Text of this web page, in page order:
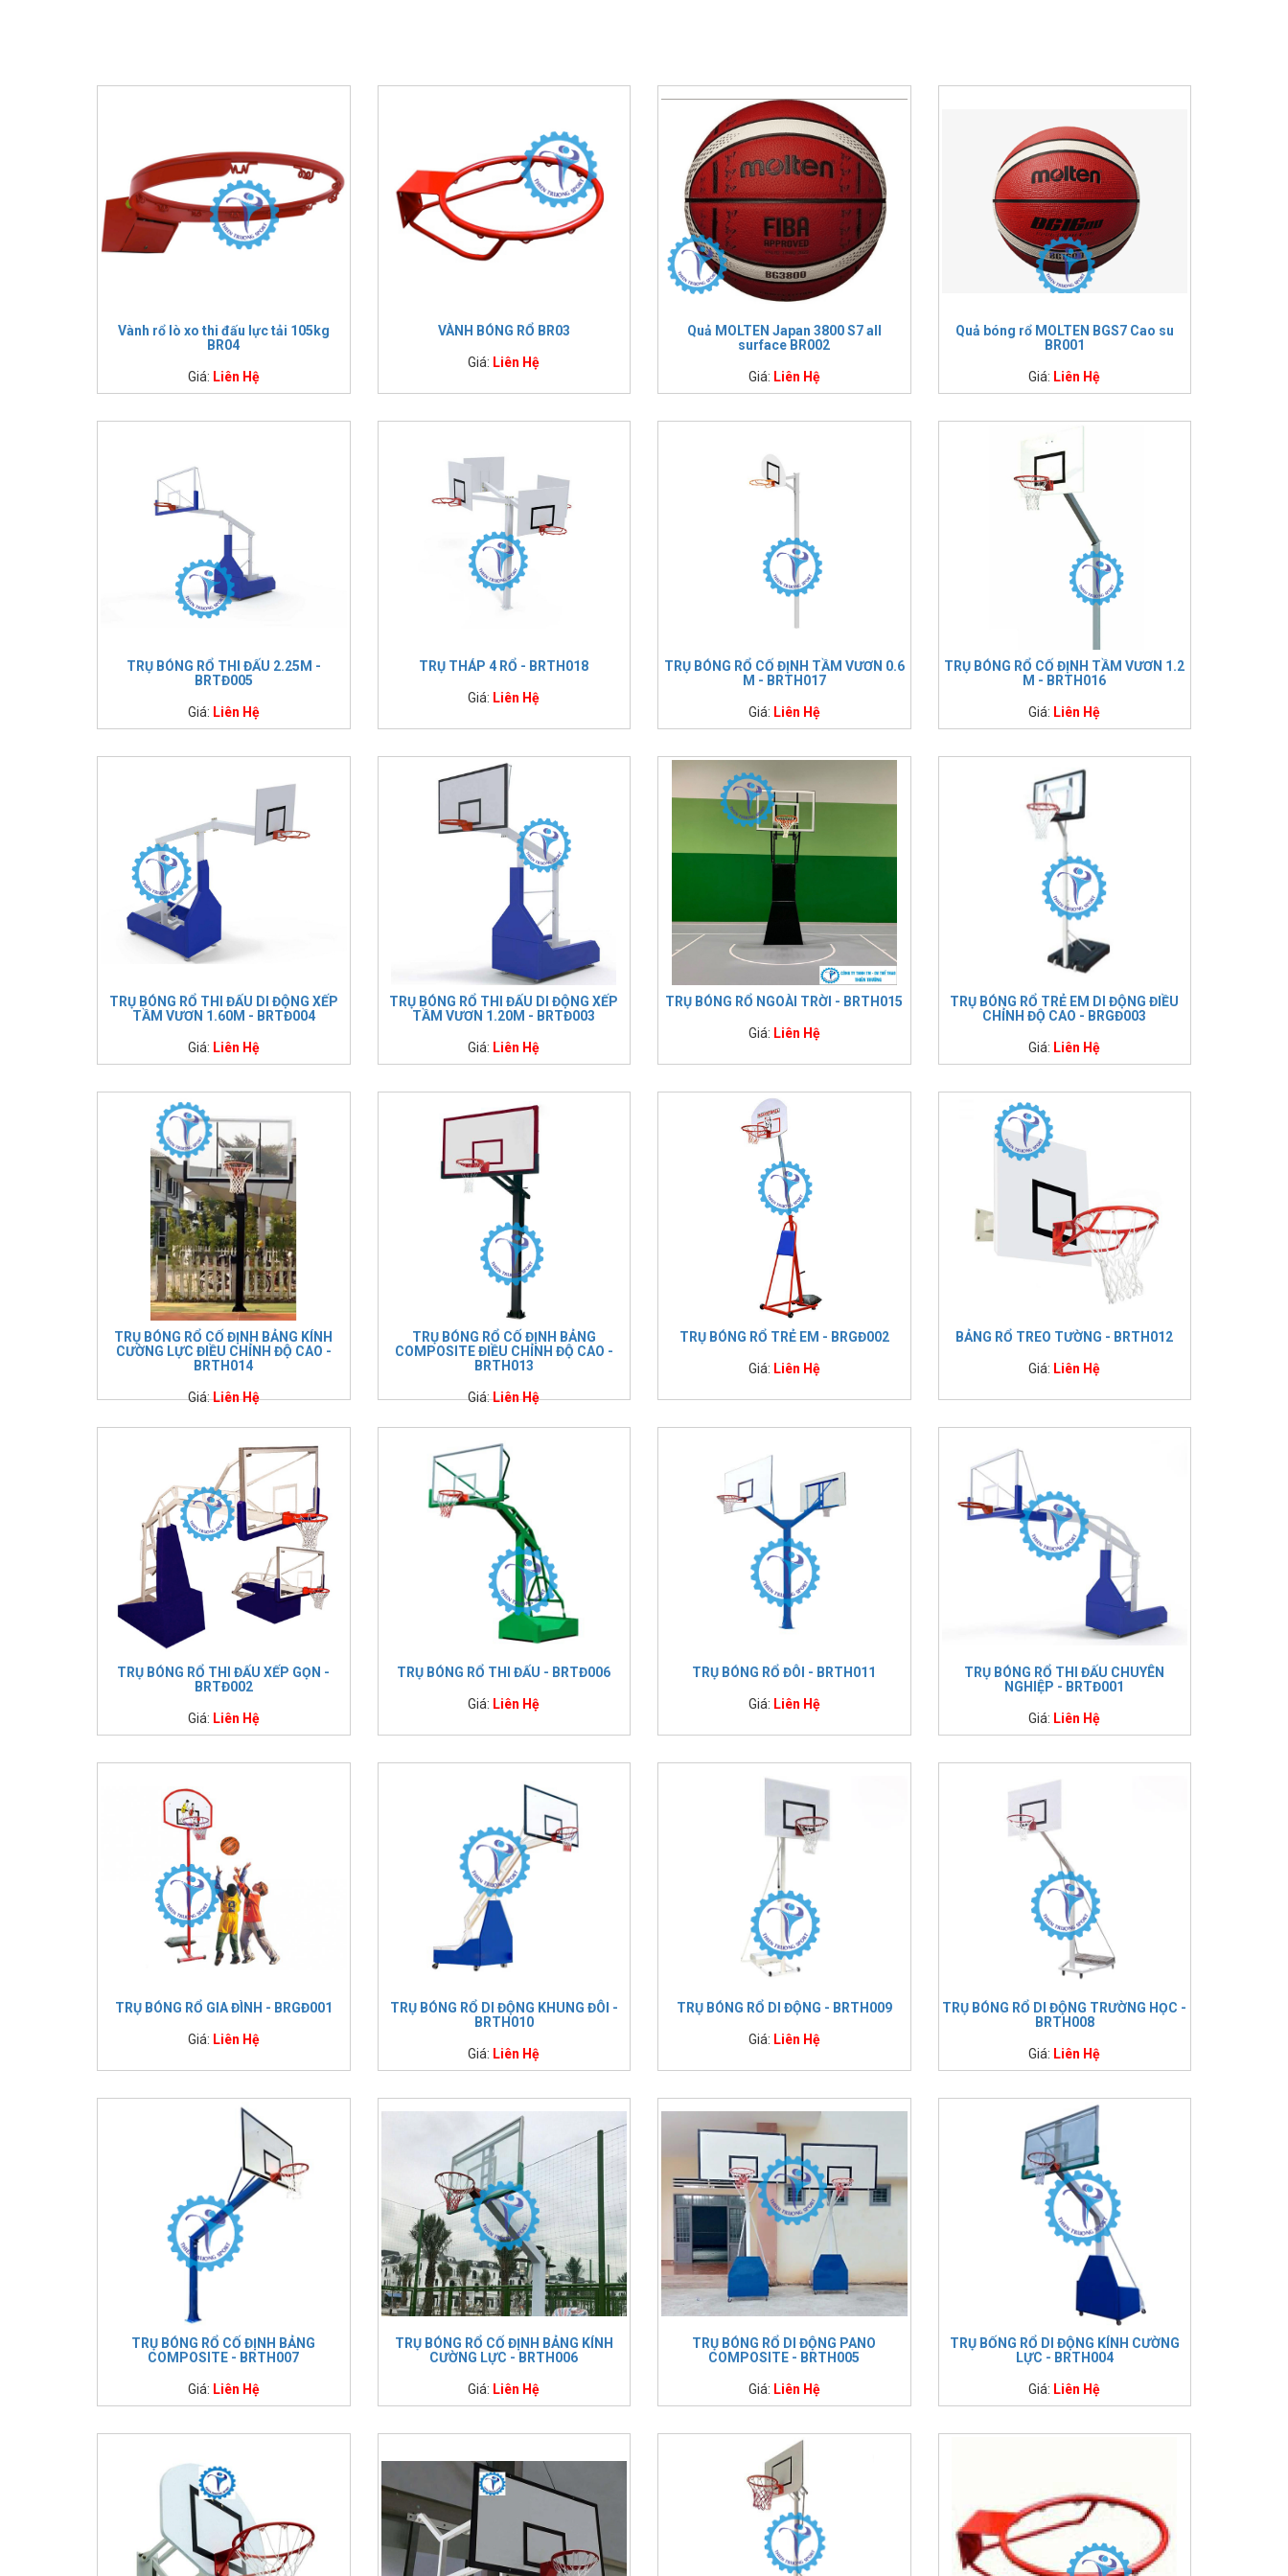
Vành rổ lò xo thi đấu lực tải 105kg
BR04
Giá: Liên Hệ
VÀNH BÓNG RỔ BR03
Giá: Liên Hệ
Quả MOLTEN Japan 3800 S7 all
surface BR002
Giá: Liên Hệ
Quả bóng rổ MOLTEN BGS7 Cao su
BR001
Giá: Liên Hệ
TRỤ BÓNG RỔ THI ĐẤU 2.25M -
BRTĐ005
Giá: Liên Hệ
TRỤ THÁP 4 RỔ - BRTH018
Giá: Liên Hệ
TRỤ BÓNG RỔ CỐ ĐỊNH TẦM VƯƠN 0.6
M - BRTH017
Giá: Liên Hệ
TRỤ BÓNG RỔ CỐ ĐỊNH TẦM VƯƠN 1.2
M - BRTH016
Giá: Liên Hệ
TRỤ BÓNG RỔ THI ĐẤU DI ĐỘNG XẾP
TẦM VƯƠN 1.60M - BRTĐ004
Giá: Liên Hệ
TRỤ BÓNG RỔ THI ĐẤU DI ĐỘNG XẾP
TẦM VƯƠN 1.20M - BRTĐ003
Giá: Liên Hệ
TRỤ BÓNG RỔ NGOÀI TRỜI - BRTH015
Giá: Liên Hệ
TRỤ BÓNG RỔ TRẺ EM DI ĐỘNG ĐIỀU
CHỈNH ĐỘ CAO - BRGĐ003
Giá: Liên Hệ
TRỤ BÓNG RỔ CỐ ĐỊNH BẢNG KÍNH
CƯỜNG LỰC ĐIỀU CHỈNH ĐỘ CAO -
BRTH014
Giá:Liên Hệ
TRỤ BÓNG RỔ CỐ ĐỊNH BẢNG
COMPOSITE ĐIỀU CHỈNH ĐỘ CAO -
BRTH013
Giá:Liên Hệ
TRỤ BÓNG RỔ TRẺ EM - BRGĐ002
Giá: Liên Hệ
BẢNG RỔ TREO TƯỜNG - BRTH012
Giá: Liên Hệ
TRỤ BÓNG RỔ THI ĐẤU XẾP GỌN -
BRTĐ002
Giá: Liên Hệ
TRỤ BÓNG RỔ THI ĐẤU - BRTĐ006
Giá: Liên Hệ
TRỤ BÓNG RỔ ĐÔI - BRTH011
Giá: Liên Hệ
TRỤ BÓNG RỔ THI ĐẤU CHUYÊN
NGHIỆP - BRTĐ001
Giá: Liên Hệ
TRỤ BÓNG RỔ GIA ĐÌNH - BRGĐ001
Giá: Liên Hệ
TRỤ BÓNG RỔ DI ĐỘNG KHUNG ĐÔI -
BRTH010
Giá: Liên Hệ
TRỤ BÓNG RỔ DI ĐỘNG - BRTH009
Giá: Liên Hệ
TRỤ BÓNG RỔ DI ĐỘNG TRƯỜNG HỌC -
BRTH008
Giá: Liên Hệ
TRỤ BÓNG RỔ CỐ ĐỊNH BẢNG
COMPOSITE - BRTH007
Giá: Liên Hệ
TRỤ BÓNG RỔ CỐ ĐỊNH BẢNG KÍNH
CƯỜNG LỰC - BRTH006
Giá: Liên Hệ
TRỤ BÓNG RỔ DI ĐỘNG PANO
COMPOSITE - BRTH005
Giá: Liên Hệ
TRỤ BỐNG RỔ DI ĐỘNG KÍNH CƯỜNG
LỰC - BRTH004
Giá: Liên Hệ